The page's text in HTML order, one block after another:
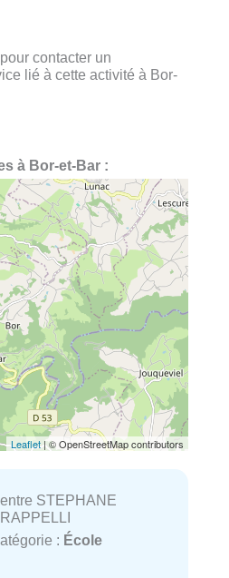
contacter un
lié à cette activité à Bor-
à Bor-et-Bar :
Leaflet| © OpenStreetMap contributors
STEPHANE
: École